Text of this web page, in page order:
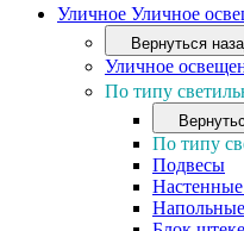
Уличное Уличное
Вернуться
Уличное
По типу
По типу
Подвесы